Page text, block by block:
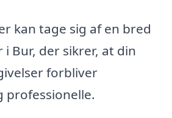
kan tage sig af en bred
Bur, der sikrer, at din
forbliver